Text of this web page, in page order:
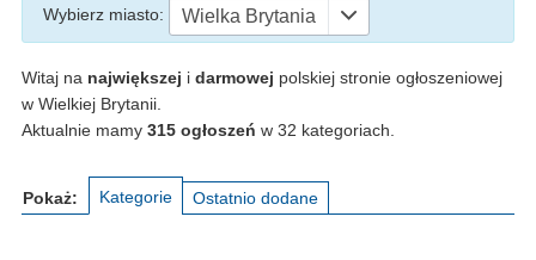
Wybierz miasto: Wielka Brytania
Witaj na największej i darmowej polskiej stronie ogłoszeniowej
w Wielkiej Brytanii.
Aktualnie mamy 315 ogłoszeń w 32 kategoriach.
Pokaż: Kategorie Ostatnio dodane